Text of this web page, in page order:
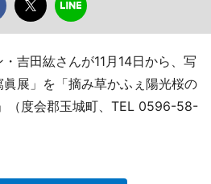
吉田紘さんが11月14日から、写
展」を「摘み草かふぇ陽光桜の
（度会郡玉城町、TEL 0596-58-